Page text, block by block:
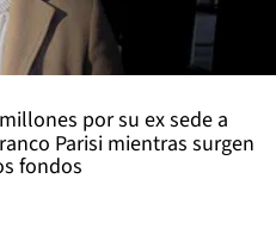
por su ex sede a
Parisi mientras surgen
fondos